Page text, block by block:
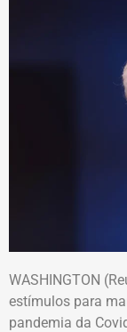
WASHINGTON
estímulos para
pandemia da